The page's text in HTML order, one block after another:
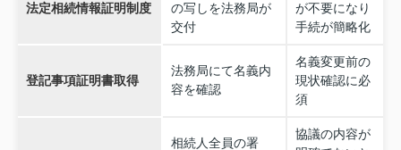
法定相続情報証明制度
の写しを法務局が
交付
が不要になり
手続が簡略化
登記事項証明書取得
法務局にて名義内
容を確認
名義変更前の
現状確認に必
須
相続人全員の署
協議の内容が